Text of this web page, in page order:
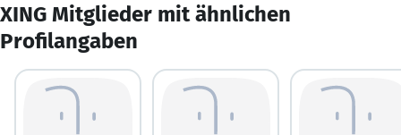
XING Mitglieder mit ähnlichen
Profilangaben